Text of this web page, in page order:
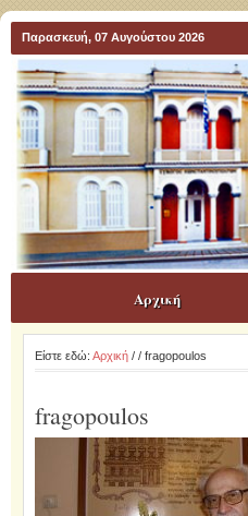
Παρασκευή, 07 Αυγούστου 2026
Αρχική
Είστε εδώ: Αρχική/ / fragopoulos
fragopoulos